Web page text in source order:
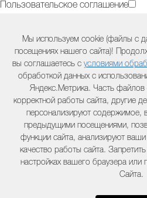
Мы используем cookie (файлы с
посещениях нашего сайта)!
вы соглашаетесь с условиями
обработкой данных с
Яндекс.Метрика. Часть
корректной работы сайта, другие
персонализируют содержимое,
предыдущими посещениями,
функции сайта, анализируют
качество работы сайта.
настройках вашего браузера или
Сайта.
Пользовательское соглашение
соглашением
Дополнительная информация
двигателя, серийный номер и
Контактный телефон:
Комментарий: